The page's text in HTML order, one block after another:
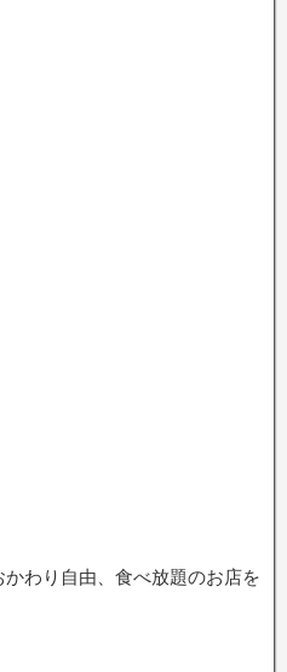
わり自由、食べ放題のお店を